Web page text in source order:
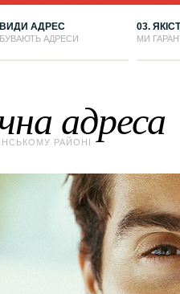
ВИДИ АДРЕС
БУВАЮТЬ АДРЕСИ
03.
МИ
адреса
РАЙОНІ